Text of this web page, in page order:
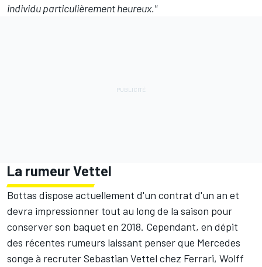
individu particulièrement heureux."
La rumeur Vettel
Bottas dispose actuellement d'un contrat d'un an et
devra impressionner tout au long de la saison pour
conserver son baquet en 2018. Cependant, en dépit
des récentes rumeurs laissant penser que Mercedes
songe à recruter Sebastian Vettel chez Ferrari, Wolff